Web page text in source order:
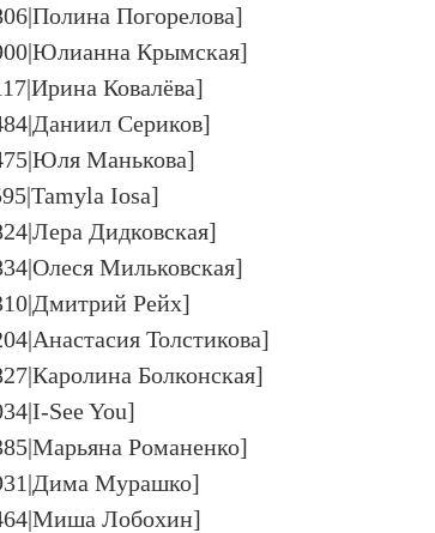
Погорелова]
Крымская]
Ковалёва]
Сериков]
Манькова]
Iosa]
Дидковская]
Мильковская]
Рейх]
Толстикова]
Болконская]
See You]
Романенко]
Мурашко]
Лобохин]